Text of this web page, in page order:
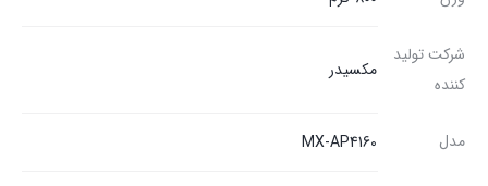
شرکت تولید
کننده
مکسیدر
مدل MX-AP4160